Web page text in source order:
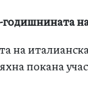
на
покана